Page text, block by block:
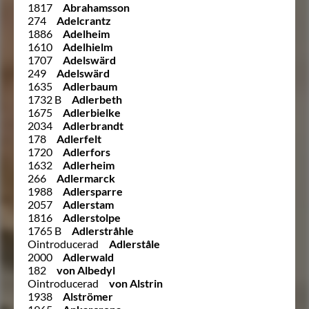
1817
Abrahamsson
274
Adelcrantz
1886
Adelheim
1610
Adelhielm
1707
Adelswärd
249
Adelswärd
1635
Adlerbaum
1732 B
Adlerbeth
1675
Adlerbielke
2034
Adlerbrandt
178
Adlerfelt
1720
Adlerfors
1632
Adlerheim
266
Adlermarck
1988
Adlersparre
2057
Adlerstam
1816
Adlerstolpe
1765 B
Adlerstråhle
Ointroducerad
Adlerståle
2000
Adlerwald
182
von Albedyl
Ointroducerad
von Alstrin
1938
Alströmer